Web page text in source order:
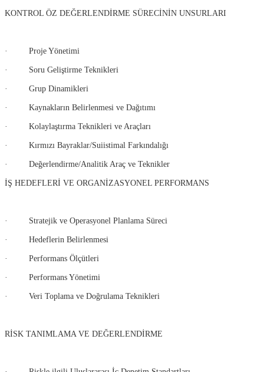
KONTROL ÖZ DEĞERLENDİRME SÜRECİNİN UNSURLARI
· Proje Yönetimi
· Soru Geliştirme Teknikleri
· Grup Dinamikleri
· Kaynakların Belirlenmesi ve Dağıtımı
· Kolaylaştırma Teknikleri ve Araçları
· Kırmızı Bayraklar/Suiistimal Farkındalığı
· Değerlendirme/Analitik Araç ve Teknikler
İŞ HEDEFLERİ VE ORGANİZASYONEL PERFORMANS
· Stratejik ve Operasyonel Planlama Süreci
· Hedeflerin Belirlenmesi
· Performans Ölçütleri
· Performans Yönetimi
· Veri Toplama ve Doğrulama Teknikleri
RİSK TANIMLAMA VE DEĞERLENDİRME